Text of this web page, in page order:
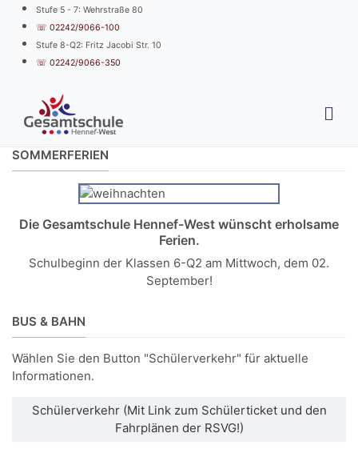
Stufe 5 - 7: Wehrstraße 80
☏ 02242/9066-100
Stufe 8-Q2: Fritz Jacobi Str. 10
☏ 02242/9066-350
SOMMERFERIEN
Die Gesamtschule Hennef-West wünscht erholsame
Ferien.
Schulbeginn der Klassen 6-Q2 am Mittwoch, dem 02.
September!
BUS & BAHN
Wählen Sie den Button "Schülerverkehr" für aktuelle
Informationen.
Schülerverkehr (Mit Link zum Schülerticket und den
Fahrplänen der RSVG!)